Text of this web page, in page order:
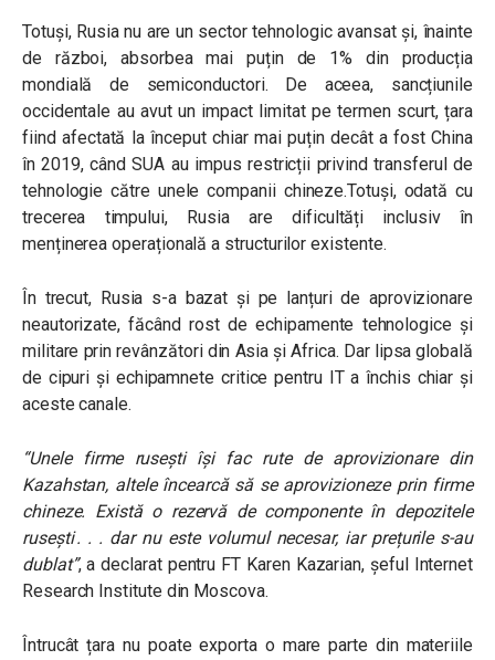
Totuși, Rusia nu are un sector tehnologic avansat și, înainte
de război, absorbea mai puțin de 1% din producția
mondială de semiconductori. De aceea, sancțiunile
occidentale au avut un impact limitat pe termen scurt, țara
fiind afectată la început chiar mai puțin decât a fost China
în 2019, când SUA au impus restricții privind transferul de
tehnologie către unele companii chineze.Totuși, odată cu
trecerea timpului, Rusia are dificultăți inclusiv în
menținerea operațională a structurilor existente.
În trecut, Rusia s-a bazat și pe lanțuri de aprovizionare
neautorizate, făcând rost de echipamente tehnologice și
militare prin revânzători din Asia și Africa. Dar lipsa globală
de cipuri și echipamnete critice pentru IT a închis chiar și
aceste canale.
“Unele firme rusești își fac rute de aprovizionare din
Kazahstan, altele încearcă să se aprovizioneze prin firme
chineze. Există o rezervă de componente în depozitele
rusești . . . dar nu este volumul necesar, iar prețurile s-au
dublat”, a declarat pentru FT Karen Kazarian, șeful Internet
Research Institute din Moscova.
Întrucât țara nu poate exporta o mare parte din materiile